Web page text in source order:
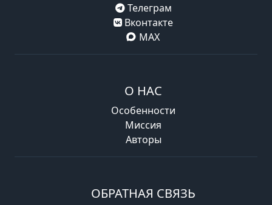
Телеграм
Вконтакте
MAX
О НАС
Особенности
Миссия
Авторы
ОБРАТНАЯ СВЯЗЬ